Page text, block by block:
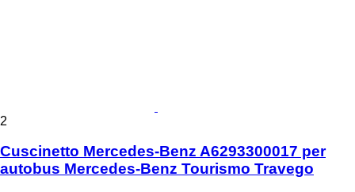
2
Cuscinetto Mercedes-Benz A6293300017 per
autobus Mercedes-Benz Tourismo Travego